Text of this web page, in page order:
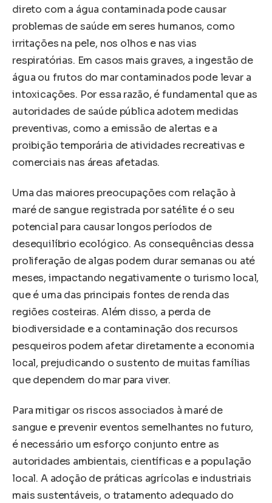
direto com a água contaminada pode causar
problemas de saúde em seres humanos, como
irritações na pele, nos olhos e nas vias
respiratórias. Em casos mais graves, a ingestão de
água ou frutos do mar contaminados pode levar a
intoxicações. Por essa razão, é fundamental que as
autoridades de saúde pública adotem medidas
preventivas, como a emissão de alertas e a
proibição temporária de atividades recreativas e
comerciais nas áreas afetadas.
Uma das maiores preocupações com relação à
maré de sangue registrada por satélite é o seu
potencial para causar longos períodos de
desequilíbrio ecológico. As consequências dessa
proliferação de algas podem durar semanas ou até
meses, impactando negativamente o turismo local,
que é uma das principais fontes de renda das
regiões costeiras. Além disso, a perda de
biodiversidade e a contaminação dos recursos
pesqueiros podem afetar diretamente a economia
local, prejudicando o sustento de muitas famílias
que dependem do mar para viver.
Para mitigar os riscos associados à maré de
sangue e prevenir eventos semelhantes no futuro,
é necessário um esforço conjunto entre as
autoridades ambientais, científicas e a população
local. A adoção de práticas agrícolas e industriais
mais sustentáveis, o tratamento adequado do